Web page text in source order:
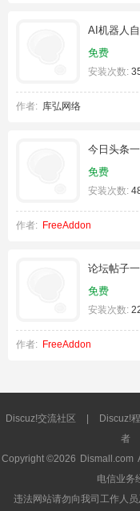
AI机器人
免费
安装次数:
作者: 库弘网络
今日头条
免费
安装次数:
作者: FreeAddon
论坛帖子
免费
安装次数:
作者: FreeAddon
Discuz!交流社区 Discuz!
者
Copyright ©2026 Dismall.com
电信业务
违法网站请勿向我司工作人